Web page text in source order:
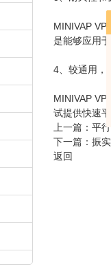
MINIVAP
是能够应用
4、较通用，*
MINIVAP
试提供快速平
上一篇： 平
下一篇： 振
返回